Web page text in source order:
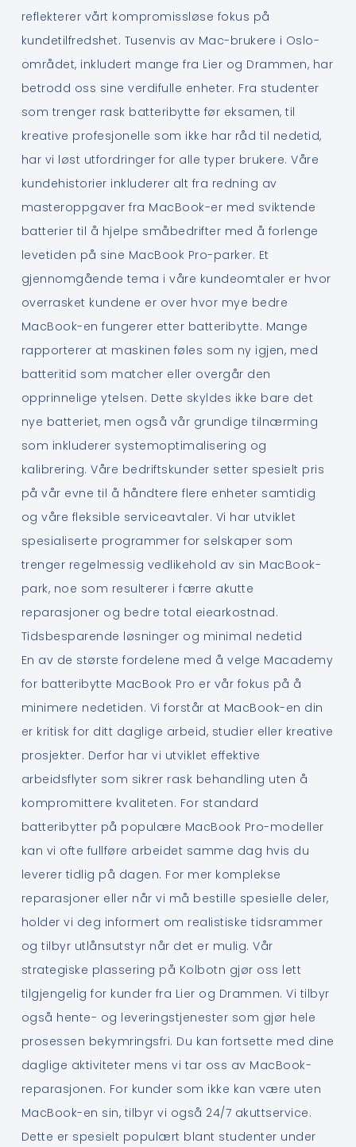
reflekterer vårt kompromissløse fokus på
kundetilfredshet. Tusenvis av Mac-brukere i Oslo-
området, inkludert mange fra Lier og Drammen, har
betrodd oss sine verdifulle enheter. Fra studenter
som trenger rask batteribytte før eksamen, til
kreative profesjonelle som ikke har råd til nedetid,
har vi løst utfordringer for alle typer brukere. Våre
kundehistorier inkluderer alt fra redning av
masteroppgaver fra MacBook-er med sviktende
batterier til å hjelpe småbedrifter med å forlenge
levetiden på sine MacBook Pro-parker. Et
gjennomgående tema i våre kundeomtaler er hvor
overrasket kundene er over hvor mye bedre
MacBook-en fungerer etter batteribytte. Mange
rapporterer at maskinen føles som ny igjen, med
batteritid som matcher eller overgår den
opprinnelige ytelsen. Dette skyldes ikke bare det
nye batteriet, men også vår grundige tilnærming
som inkluderer systemoptimalisering og
kalibrering. Våre bedriftskunder setter spesielt pris
på vår evne til å håndtere flere enheter samtidig
og våre fleksible serviceavtaler. Vi har utviklet
spesialiserte programmer for selskaper som
trenger regelmessig vedlikehold av sin MacBook-
park, noe som resulterer i færre akutte
reparasjoner og bedre total eiearkostnad.
Tidsbesparende løsninger og minimal nedetid
En av de største fordelene med å velge Macademy
for batteribytte MacBook Pro er vår fokus på å
minimere nedetiden. Vi forstår at MacBook-en din
er kritisk for ditt daglige arbeid, studier eller kreative
prosjekter. Derfor har vi utviklet effektive
arbeidsflyter som sikrer rask behandling uten å
kompromittere kvaliteten. For standard
batteribytter på populære MacBook Pro-modeller
kan vi ofte fullføre arbeidet samme dag hvis du
leverer tidlig på dagen. For mer komplekse
reparasjoner eller når vi må bestille spesielle deler,
holder vi deg informert om realistiske tidsrammer
og tilbyr utlånsutstyr når det er mulig. Vår
strategiske plassering på Kolbotn gjør oss lett
tilgjengelig for kunder fra Lier og Drammen. Vi tilbyr
også hente- og leveringstjenester som gjør hele
prosessen bekymringsfri. Du kan fortsette med dine
daglige aktiviteter mens vi tar oss av MacBook-
reparasjonen. For kunder som ikke kan være uten
MacBook-en sin, tilbyr vi også 24/7 akuttservice.
Dette er spesielt populært blant studenter under